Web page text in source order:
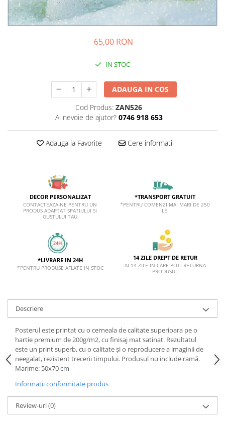
Sticker Harta Lumii
Stickere Cu Model Repetitiv
Stickere pentru Scari
Stickere pentru Podea
Stickere Semnalistica
Stickere Panou Poze
65,00 RON
IN STOC
ADAUGA IN COS
Cod Produs: ZAN526
Ai nevoie de ajutor? 0746 918 653
Adauga la Favorite Cere informatii
DECOR PERSONALIZAT
CONTACTEAZA-NE PENTRU UN
PRODUS ADAPTAT SPATIULUI SI
GUSTULUI TAU
*TRANSPORT GRATUIT
*PENTRU COMENZI MAI MARI DE 250
LEI
*LIVRARE IN 24H
*PENTRU PRODUSE AFLATE IN STOC
14 ZILE DREPT DE RETUR
AI 14 ZILE IN CARE POTI RETURNA
PRODUSUL
Descriere
Posterul este printat cu o cerneala de calitate superioara pe o
hartie premium de 200g/m2, cu finisaj mat satinat. Rezultatul
este un print superb, cu o calitate și o reproducere a imaginii de
neegalat, rezistent trecerii timpului. Produsul nu include ramă.
Marime: 50x70 cm
Informatii conformitate produs
Review-uri(0)